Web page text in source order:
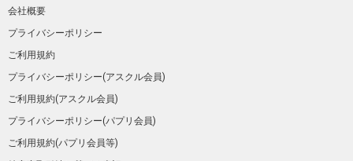
会社概要
プライバシーポリシー
ご利用規約
プライバシーポリシー(アスクル会員)
ご利用規約(アスクル会員)
プライバシーポリシー(パプリ会員)
ご利用規約(パプリ会員等)